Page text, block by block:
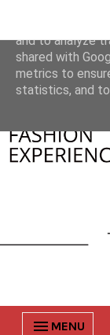
MENU
This site uses
and to analyze
shared with
metrics to
statistics, and